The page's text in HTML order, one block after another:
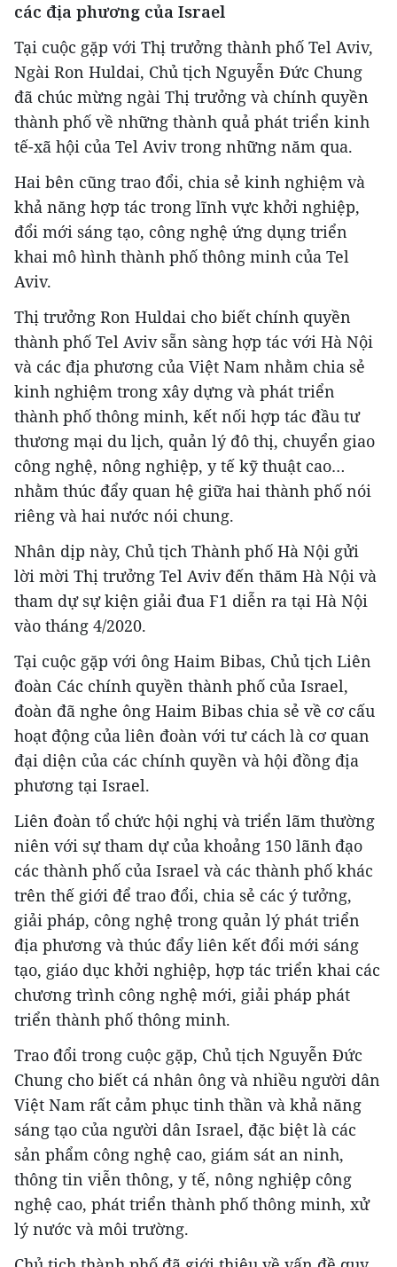
các địa phương của Israel
Tại cuộc gặp với Thị trưởng thành phố Tel Aviv,
Ngài Ron Huldai, Chủ tịch Nguyễn Đức Chung
đã chúc mừng ngài Thị trưởng và chính quyền
thành phố về những thành quả phát triển kinh
tế-xã hội của Tel Aviv trong những năm qua.
Hai bên cũng trao đổi, chia sẻ kinh nghiệm và
khả năng hợp tác trong lĩnh vực khởi nghiệp,
đổi mới sáng tạo, công nghệ ứng dụng triển
khai mô hình thành phố thông minh của Tel
Aviv.
Thị trưởng Ron Huldai cho biết chính quyền
thành phố Tel Aviv sẵn sàng hợp tác với Hà Nội
và các địa phương của Việt Nam nhằm chia sẻ
kinh nghiệm trong xây dựng và phát triển
thành phố thông minh, kết nối hợp tác đầu tư
thương mại du lịch, quản lý đô thị, chuyển giao
công nghệ, nông nghiệp, y tế kỹ thuật cao…
nhằm thúc đẩy quan hệ giữa hai thành phố nói
riêng và hai nước nói chung.
Nhân dịp này, Chủ tịch Thành phố Hà Nội gửi
lời mời Thị trưởng Tel Aviv đến thăm Hà Nội và
tham dự sự kiện giải đua F1 diễn ra tại Hà Nội
vào tháng 4/2020.
Tại cuộc gặp với ông Haim Bibas, Chủ tịch Liên
đoàn Các chính quyền thành phố của Israel,
đoàn đã nghe ông Haim Bibas chia sẻ về cơ cấu
hoạt động của liên đoàn với tư cách là cơ quan
đại diện của các chính quyền và hội đồng địa
phương tại Israel.
Liên đoàn tổ chức hội nghị và triển lãm thường
niên với sự tham dự của khoảng 150 lãnh đạo
các thành phố của Israel và các thành phố khác
trên thế giới để trao đổi, chia sẻ các ý tưởng,
giải pháp, công nghệ trong quản lý phát triển
địa phương và thúc đẩy liên kết đổi mới sáng
tạo, giáo dục khởi nghiệp, hợp tác triển khai các
chương trình công nghệ mới, giải pháp phát
triển thành phố thông minh.
Trao đổi trong cuộc gặp, Chủ tịch Nguyễn Đức
Chung cho biết cá nhân ông và nhiều người dân
Việt Nam rất cảm phục tinh thần và khả năng
sáng tạo của người dân Israel, đặc biệt là các
sản phẩm công nghệ cao, giám sát an ninh,
thông tin viễn thông, y tế, nông nghiệp công
nghệ cao, phát triển thành phố thông minh, xử
lý nước và môi trường.